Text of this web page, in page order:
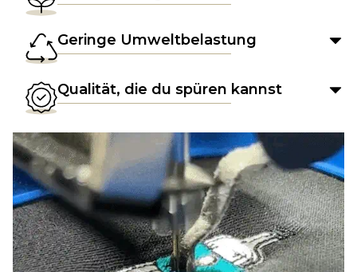
Geringe Umweltbelastung
Qualität, die du spüren kannst